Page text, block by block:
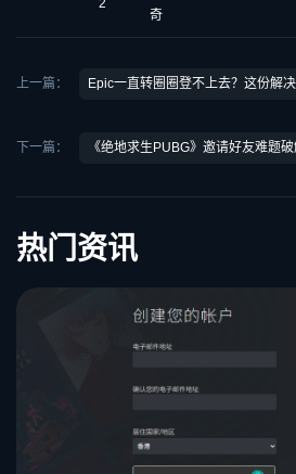
2
奇
上一篇： Epic一直转圈圈登不上去？这份解
下一篇： 《绝地求生PUBG》邀请好友难题
热门资讯